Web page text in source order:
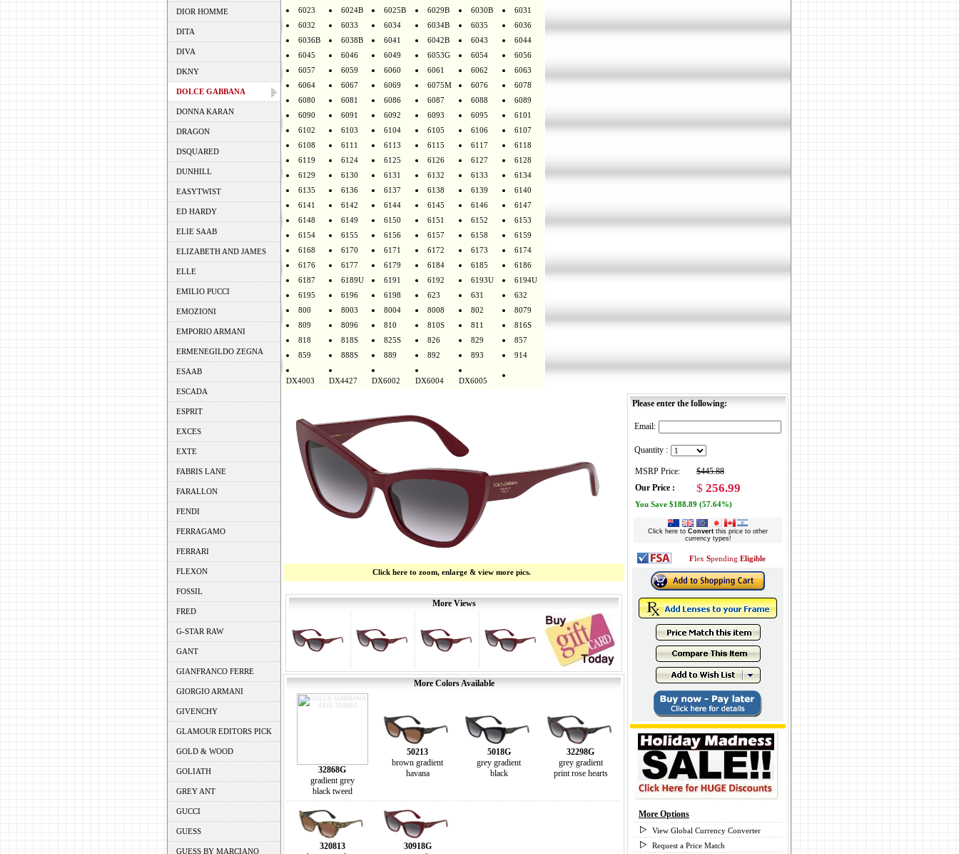
DIOR HOMME
DITA
DIVA
DKNY
DOLCE GABBANA
DONNA KARAN
DRAGON
DSQUARED
DUNHILL
EASYTWIST
ED HARDY
ELIE SAAB
ELIZABETH AND JAMES
ELLE
EMILIO PUCCI
EMOZIONI
EMPORIO ARMANI
ERMENEGILDO ZEGNA
ESAAB
ESCADA
ESPRIT
EXCES
EXTE
FABRIS LANE
FARALLON
FENDI
FERRAGAMO
FERRARI
FLEXON
FOSSIL
FRED
G-STAR RAW
GANT
GIANFRANCO FERRE
GIORGIO ARMANI
GIVENCHY
GLAMOUR EDITORS PICK
GOLD & WOOD
GOLIATH
GREY ANT
GUCCI
GUESS
GUESS BY MARCIANO
6023
6024B 6025B 6029B 6030B
6031
6032
6033 6034 6034B 6035
6036
6036B
6038B 6041 6042B 6043
6044
6045
6046 6049 6053G 6054
6056
6057
6059 6060 6061 6062
6063
6064
6067 6069 6075M 6076
6078
6080
6081 6086 6087 6088
6089
6090
6091 6092 6093 6095
6101
6102
6103 6104 6105 6106
6107
6108
6111 6113 6115 6117
6118
6119
6124 6125 6126 6127
6128
6129
6130 6131 6132 6133
6134
6135
6136 6137 6138 6139
6140
6141
6142 6144 6145 6146
6147
6148
6149 6150 6151 6152
6153
6154
6155 6156 6157 6158
6159
6168
6170 6171 6172 6173
6174
6176
6177 6179 6184 6185
6186
6187
6189U 6191 6192 6193U
6194U
6195
6196 6198 623 631
632
800
8003 8004 8008 802
8079
809
8096 810 810S 811
816S
818
818S 825S 826 829
857
859
888S 889 892 893 914
DX4003 DX4427 DX6002 DX6004 DX6005
Click here to zoom, enlarge & view more pics.
More Views
More Colors Available
32868G
gradient grey
black tweed
50213
brown gradient
havana
5018G
grey gradient
black
32298G
grey gradient
print rose hearts
320813
30918G
Please enter the following:
Email:
Quantity :
MSRP Price:
$445.88
Our Price :
$ 256.99
You Save $188.89 (57.64%)
Click here to Convert this price to other
currency types!
Flex Spending Eligible
More Options
View Global Currency Converter
Request a Price Match